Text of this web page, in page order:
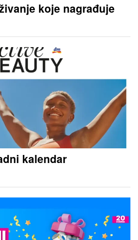
koje nagrađuje
kalendar